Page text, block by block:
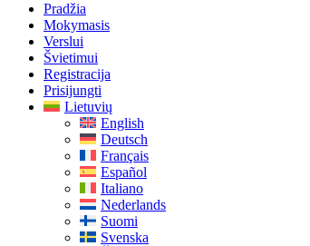
Pradžia
Mokymasis
Verslui
Švietimui
Registracija
Prisijungti
Lietuvių
English
Deutsch
Français
Español
Italiano
Nederlands
Suomi
Svenska